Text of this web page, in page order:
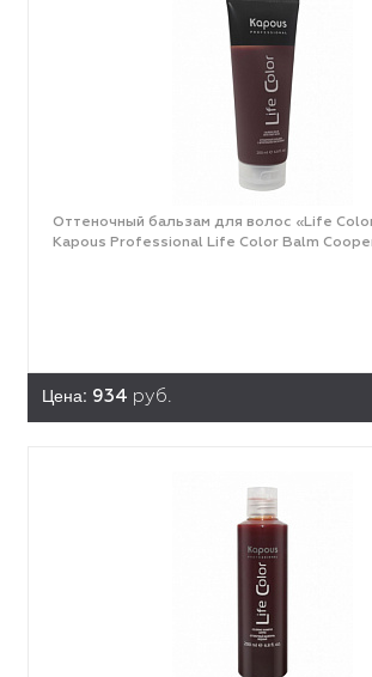
Оттеночный бальзам для волос «Life
Kapous Professional Life Color Balm
Цена: 934 руб.